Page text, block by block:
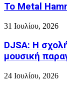
Το Metal
31 Ιουλίου, 2026
DJSA: Η
μουσική
24 Ιουλίου, 2026